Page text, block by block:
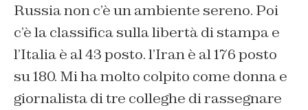
Russia non c’è un ambiente sereno. Poi
c’è la classifica sulla libertà di stampa e
l’Italia è al 43 posto. l’Iran è al 176 posto
su 180. Mi ha molto colpito come donna e
giornalista di tre colleghe di rassegnare